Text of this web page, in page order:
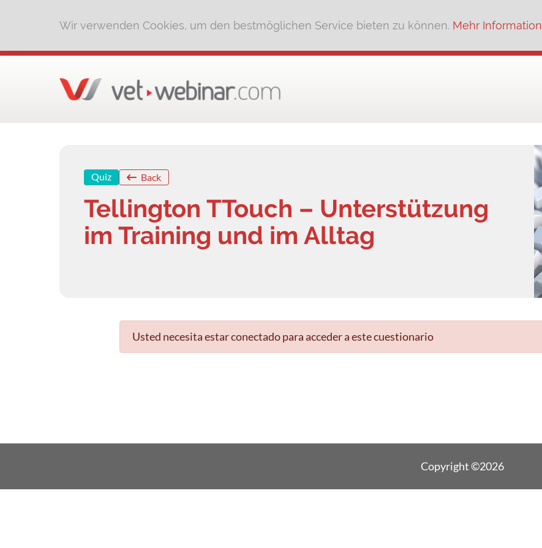
Wir verwenden Cookies, um den bestmöglichen Service bieten zu können. Mehr Information
Quiz Back
Tellington TTouch – Unterstützung
im Training und im Alltag
Usted necesita estar conectado para acceder a este cuestionario
Copyright ©2026